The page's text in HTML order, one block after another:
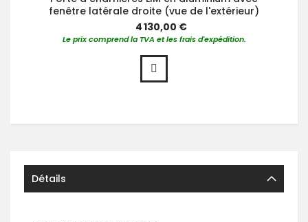
fenêtre latérale droite (vue de l'extérieur)
4 130,00 €
Le prix comprend la TVA et les frais d'expédition.
Détails